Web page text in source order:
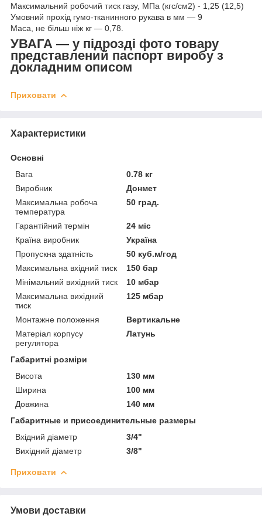
Максимальний робочий тиск газу, МПа (кгс/см2) - 1,25 (12,5)
Умовний прохід гумо-тканинного рукава в мм — 9
Маса, не більш ніж кг — 0,78.
УВАГА — у підрозді фото товару
представлений паспорт виробу з
докладним описом
Приховати
Характеристики
Основні
Вага
0.78 кг
Виробник
Донмет
Максимальна робоча
температура
50 град.
Гарантійний термін
24 міс
Країна виробник
Україна
Пропускна здатність
50 куб.м/год
Максимальна вхідний тиск
150 бар
Мінімальний вихідний тиск
10 мбар
Максимальна вихідний
тиск
125 мбар
Монтажне положення
Вертикальне
Матеріал корпусу
регулятора
Латунь
Габаритні розміри
Висота
130 мм
Ширина
100 мм
Довжина
140 мм
Габаритные и присоединительные размеры
Вхідний діаметр
3/4"
Вихідний діаметр
3/8"
Приховати
Умови доставки